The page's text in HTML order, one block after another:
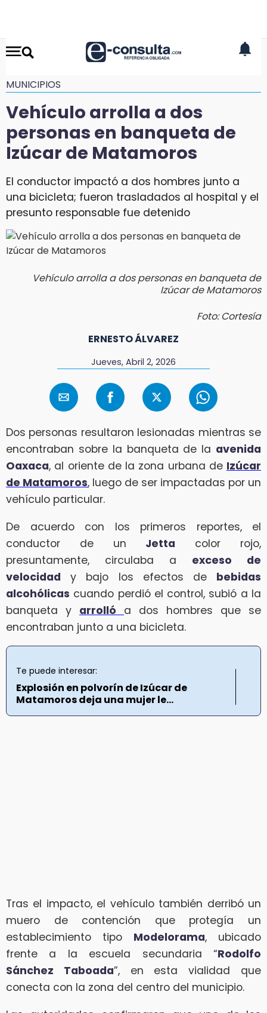
MUNICIPIOS
Vehículo arrolla a dos
personas en banqueta de
Izúcar de Matamoros
El conductor impactó a dos hombres junto a
una bicicleta; fueron trasladados al hospital y el
presunto responsable fue detenido
Vehículo arrolla a dos personas en banqueta de
Izúcar de Matamoros
Foto: Cortesía
ERNESTO ÁLVAREZ
Jueves, Abril 2, 2026
Dos personas resultaron lesionadas mientras se
encontraban sobre la banqueta de la avenida
Oaxaca, al oriente de la zona urbana de Izúcar
de Matamoros, luego de ser impactadas por un
vehículo particular.
De acuerdo con los primeros reportes, el
conductor de un Jetta color rojo,
presuntamente, circulaba a exceso de
velocidad y bajo los efectos de bebidas
alcohólicas cuando perdió el control, subió a la
banqueta y arrolló
a dos hombres que se
encontraban junto a una bicicleta.
Te puede interesar:
Explosión en polvorín de Izúcar de
Matamoros deja una mujer le...
Tras el impacto, el vehículo también derribó un
muero de contención que protegía un
establecimiento tipo Modelorama, ubicado
frente a la escuela secundaria “Rodolfo
Sánchez Taboada”, en esta vialidad que
conecta con la zona del centro del municipio.